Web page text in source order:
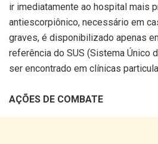
ir imediatamente ao hospital mais
antiescorpiônico, necessário em
graves, é disponibilizado apenas
referência do SUS (Sistema Único
ser encontrado em clínicas
AÇÕES DE COMBATE